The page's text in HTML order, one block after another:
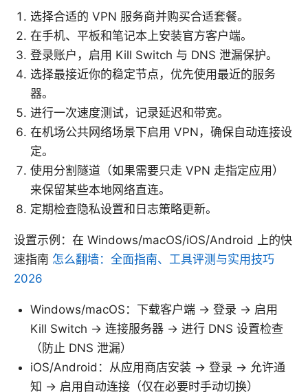
选择合适的 VPN 服务商并购买合适套餐。
在手机、平板和笔记本上安装官方客户端。
登录账户，启用 Kill Switch 与 DNS 泄漏保护。
选择最接近你的稳定节点，优先使用最近的服务
器。
进行一次速度测试，记录延迟和带宽。
在机场公共网络场景下启用 VPN，确保自动连接设
定。
使用分割隧道（如果需要只走 VPN 走指定应用）
来保留某些本地网络直连。
定期检查隐私设置和日志策略更新。
设置示例：在 Windows/macOS/iOS/Android 上的快
速指南 怎么翻墙：全面指南、工具评测与实用技巧
2026
Windows/macOS：下载客户端 -> 登录 -> 启用
Kill Switch -> 连接服务器 -> 进行 DNS 设置检查
（防止 DNS 泄漏）
iOS/Android：从应用商店安装 -> 登录 -> 允许通
知 -> 启用自动连接（仅在必要时手动切换）